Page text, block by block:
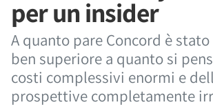
per un insider
A quanto pare Concord è
ben superiore a quanto si
costi complessivi enormi e
prospettive completamente